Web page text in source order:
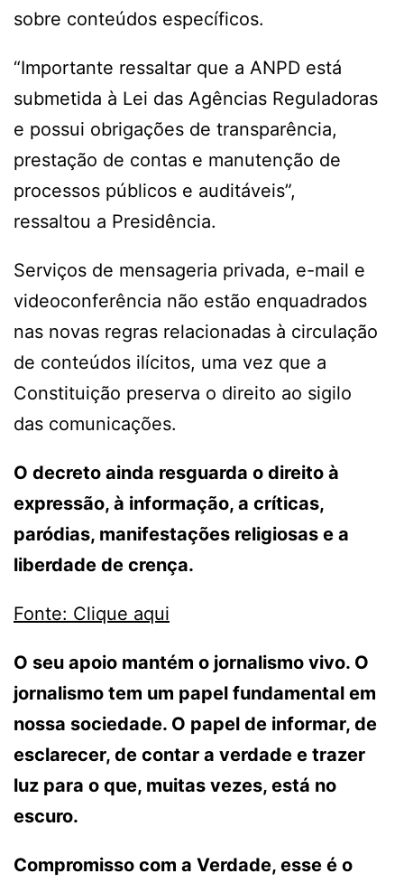
sobre conteúdos específicos.
“Importante ressaltar que a ANPD está
submetida à Lei das Agências Reguladoras
e possui obrigações de transparência,
prestação de contas e manutenção de
processos públicos e auditáveis”,
ressaltou a Presidência.
Serviços de mensageria privada, e-mail e
videoconferência não estão enquadrados
nas novas regras relacionadas à circulação
de conteúdos ilícitos, uma vez que a
Constituição preserva o direito ao sigilo
das comunicações.
O decreto ainda resguarda o direito à
expressão, à informação, a críticas,
paródias, manifestações religiosas e a
liberdade de crença.
Fonte: Clique aqui
O seu apoio mantém o jornalismo vivo. O
jornalismo tem um papel fundamental em
nossa sociedade. O papel de informar, de
esclarecer, de contar a verdade e trazer
luz para o que, muitas vezes, está no
escuro.
Compromisso com a Verdade, esse é o